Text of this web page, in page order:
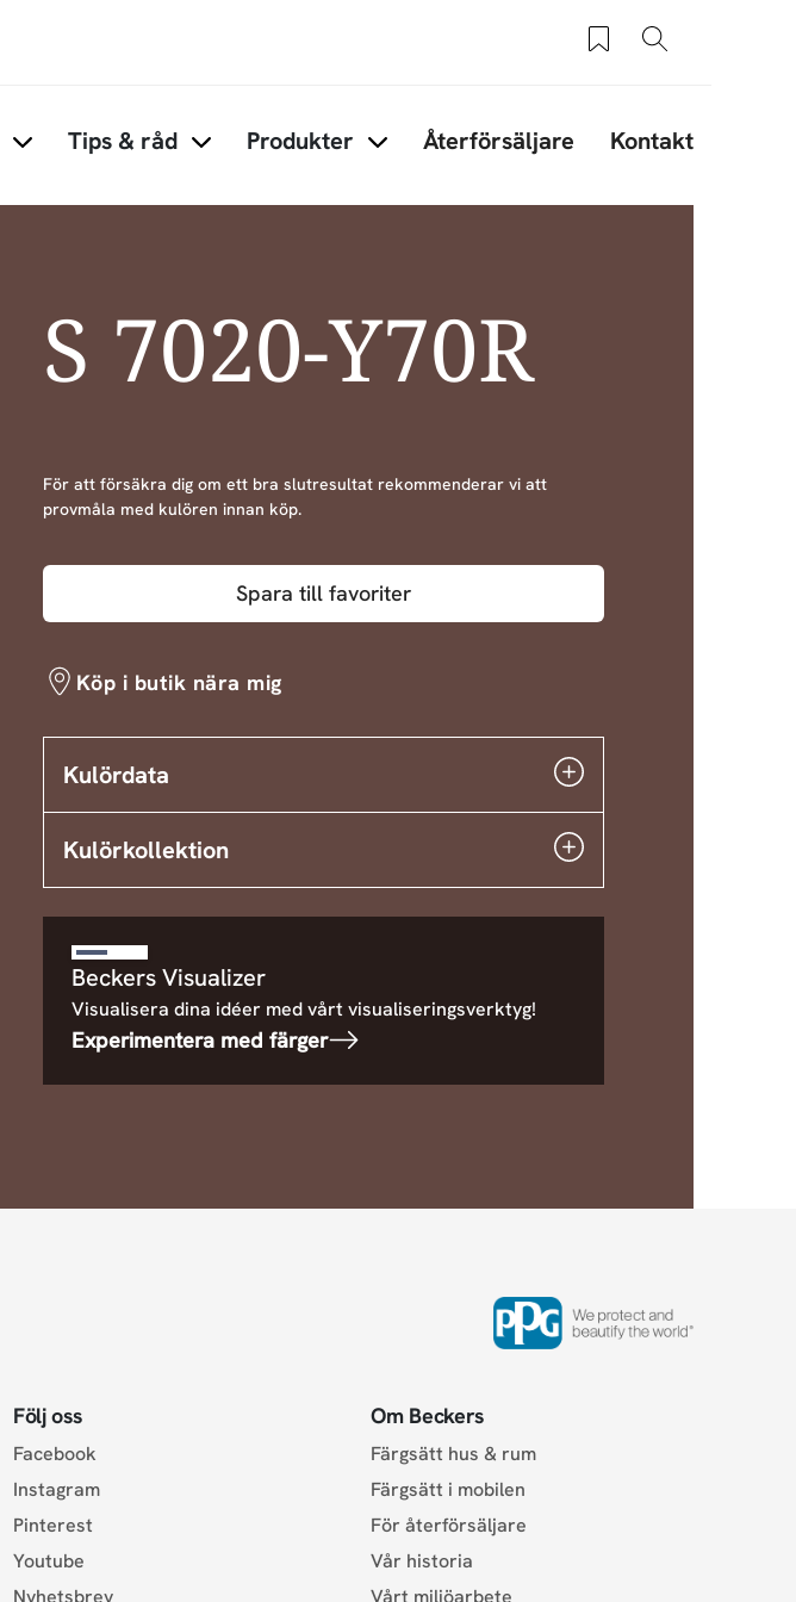
Sparade produkter
Sök
Tips & råd Produkter Återförsäljare Kontakt
S 7020-Y70R
För att försäkra dig om ett bra slutresultat rekommenderar vi att
provmåla med kulören innan köp.
Spara till favoriter
Köp i butik nära mig
Kulördata
Kulörkollektion
Beckers Visualizer
Visualisera dina idéer med vårt visualiseringsverktyg!
Experimentera med färger
Följ oss
Facebook
Instagram
Pinterest
Youtube
Nyhetsbrev
Om Beckers
Färgsätt hus & rum
Färgsätt i mobilen
För återförsäljare
Vår historia
Vårt miljöarbete